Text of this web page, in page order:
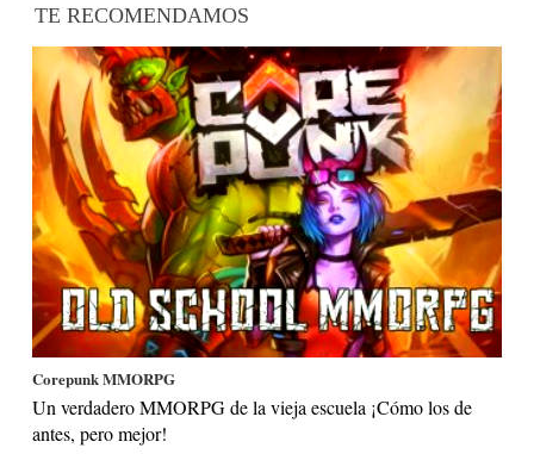
TE RECOMENDAMOS
Corepunk MMORPG
Un verdadero MMORPG de la vieja escuela ¡Cómo los de
antes, pero mejor!